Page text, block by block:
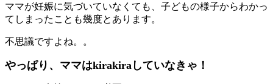
ママが妊娠に気づいていなくても、子どもの様子からわかっ
てしまったことも幾度とあります。
不思議ですよね。。
やっぱり、ママはkirakiraしていなきゃ！